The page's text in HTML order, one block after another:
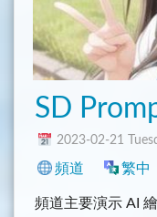
SD
2023-02-21
頻道 繁中
頻道主要演示 AI